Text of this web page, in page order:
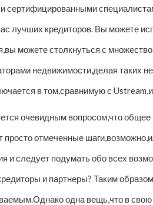
сертифицированными
лучших кредиторов. Вы можете
можете столкнуться с
недвижимости,делая таких
в том,сравнимую с
очевидным вопросом,что
отмеченные
и следует подумать обо всех
и партнеры? Таким
одна вещь,что в свою